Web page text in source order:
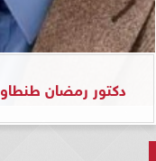
دكتور رمضان